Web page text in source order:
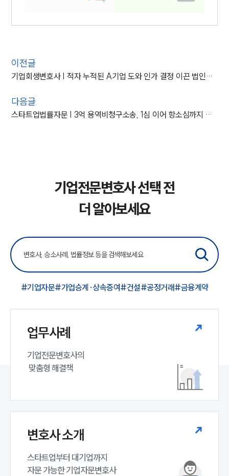
이전글
기업회생변호사 | 적자 누적된 A기업 도와 인가 결정 이끈 법인회생변호사
다음글
스타트업법률자문 | 3억 용역비청구소송, 1심 이어 항소심까지 기각
기업전문변호사 선택 전
더 알아보세요
#기업자문#가업승계·상속증여#건설#공정거래#금융계약
업무사례
기업전문변호사의
맞춤형 해결책
변호사 소개
스타트업부터 대기업까지
자문 가능한 기업자문변호사